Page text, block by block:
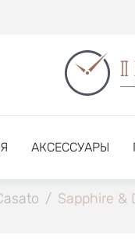
АКСЕССУАРЫ
/ Sapphire &